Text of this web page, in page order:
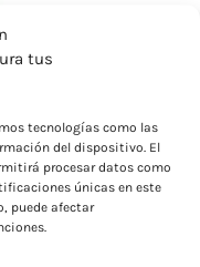
tus
tecnologías como las
del dispositivo. El
procesar datos como
únicas en este
puede afectar